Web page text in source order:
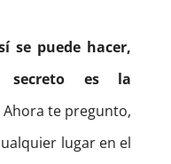
se puede hacer,
es la
Ahora te pregunto,
lugar en el